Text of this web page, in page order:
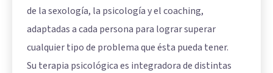
de la sexología, la psicología y el coaching,
adaptadas a cada persona para lograr superar
cualquier tipo de problema que ésta pueda tener.
Su terapia psicológica es integradora de distintas